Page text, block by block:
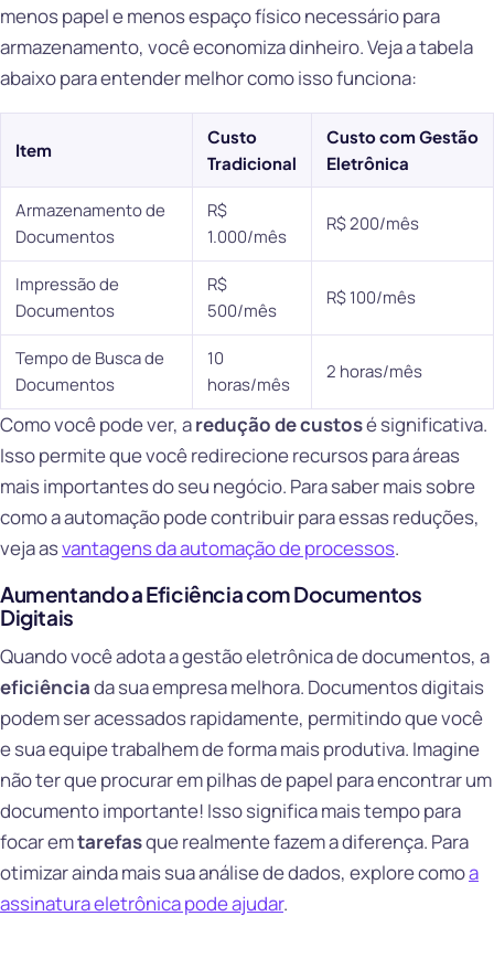
menos papel e menos espaço físico necessário para
armazenamento, você economiza dinheiro. Veja a tabela
abaixo para entender melhor como isso funciona:
Item
Custo
Tradicional
Custo com Gestão
Eletrônica
Armazenamento de
Documentos
R$
1.000/mês
R$ 200/mês
Impressão de
Documentos
R$
500/mês
R$ 100/mês
Tempo de Busca de
Documentos
10
horas/mês
2 horas/mês
Como você pode ver, aredução de custosé significativa.
Isso permite que você redirecione recursos para áreas
mais importantes do seu negócio. Para saber mais sobre
como a automação pode contribuir para essas reduções,
veja asvantagens da automação de processos.
Aumentando a Eficiência com Documentos
Digitais
Quando você adota a gestão eletrônica de documentos, a
eficiênciada sua empresa melhora. Documentos digitais
podem ser acessados rapidamente, permitindo que você
e sua equipe trabalhem de forma mais produtiva. Imagine
não ter que procurar em pilhas de papel para encontrar um
documento importante! Isso significa mais tempo para
focar emtarefasque realmente fazem a diferença. Para
otimizar ainda mais sua análise de dados, explore comoa
assinatura eletrônica pode ajudar.